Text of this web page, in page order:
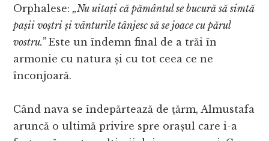
Orphalese:„Nu uitați că pământul se bucură să simtă
pașii voștri și vânturile tânjesc să se joace cu părul
vostru.”Este un îndemn final de a trăi în
armonie cu natura și cu tot ceea ce ne
înconjoară.
Când nava se îndepărtează de țărm, Almustafa
aruncă o ultimă privire spre orașul care i-a